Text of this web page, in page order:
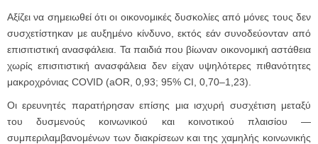
Αξίζει να σημειωθεί ότι οι οικονομικές δυσκολίες από μόνες τους δεν
συσχετίστηκαν με αυξημένο κίνδυνο, εκτός εάν συνοδεύονταν από
επισιτιστική ανασφάλεια. Τα παιδιά που βίωναν οικονομική αστάθεια
χωρίς επισιτιστική ανασφάλεια δεν είχαν υψηλότερες πιθανότητες
μακροχρόνιας COVID (aOR, 0,93; 95% CI, 0,70–1,23).
Οι ερευνητές παρατήρησαν επίσης μια ισχυρή συσχέτιση μεταξύ
του δυσμενούς κοινωνικού και κοινοτικού πλαισίου —
συμπεριλαμβανομένων των διακρίσεων και της χαμηλής κοινωνικής